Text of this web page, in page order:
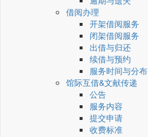
借阅办理
开架借阅服务
闭架借阅服务
出借与归还
续借与预约
服务时间与分布
馆际互借&文献传递
公告
服务内容
提交申请
收费标准